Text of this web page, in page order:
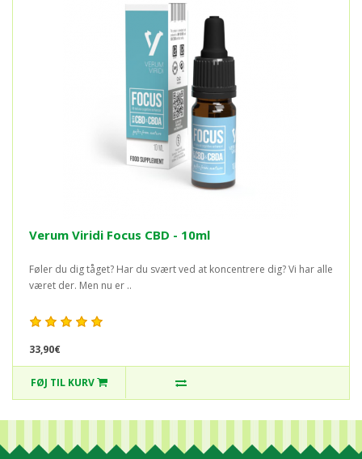
Verum Viridi Focus CBD - 10ml
Føler du dig tåget? Har du svært ved at koncentrere dig? Vi har alle
været der. Men nu er ..
33,90€
FØJ TIL KURV